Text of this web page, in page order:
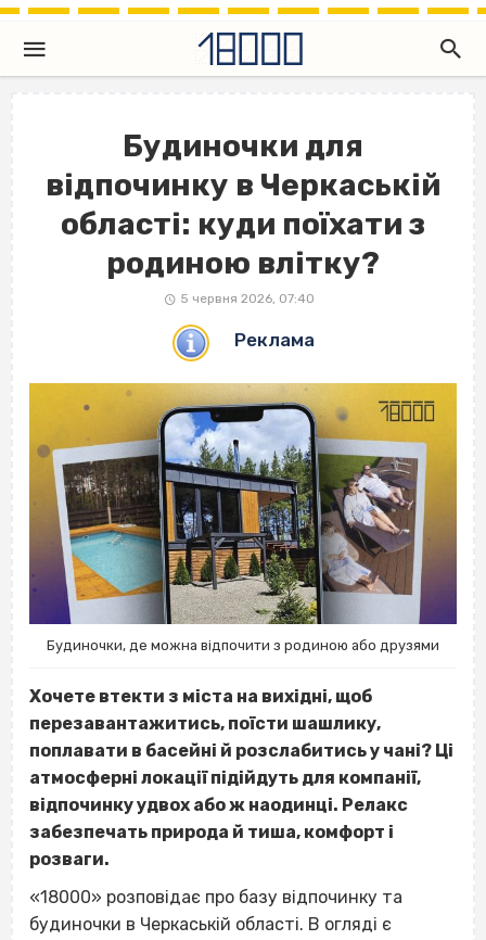
Будиночки для
відпочинку в Черкаській
області: куди поїхати з
родиною влітку?
5 червня 2026, 07:40
Реклама
Будиночки, де можна відпочити з родиною або друзями
Хочете втекти з міста на вихідні, щоб
перезавантажитись, поїсти шашлику,
поплавати в басейні й розслабитись у чані? Ці
атмосферні локації підійдуть для компанії,
відпочинку удвох або ж наодинці. Релакс
забезпечать природа й тиша, комфорт і
розваги.
«18000» розповідає про базу відпочинку та
будиночки в Черкаській області. В огляді є